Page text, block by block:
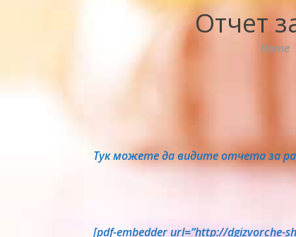
Отчет
Home
Тук можете да видите отчета за
[pdf-embedder url=“http://